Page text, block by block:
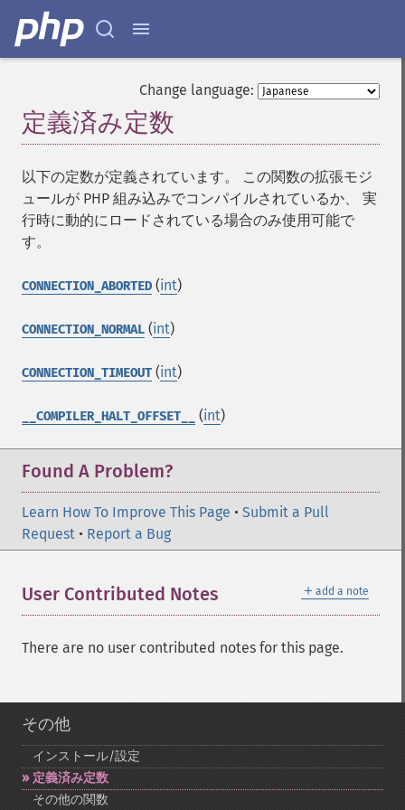
Change language:
定義済み定数
以下の定数が定義されています。 この関数の拡張モジ
ュールが PHP 組み込みでコンパイルされているか、 実
行時に動的にロードされている場合のみ使用可能で
す。
CONNECTION_ABORTED (int)
CONNECTION_NORMAL (int)
CONNECTION_TIMEOUT (int)
__COMPILER_HALT_OFFSET__ (int)
Found A Problem?
Learn How To Improve This Page • Submit a Pull
Request • Report a Bug
＋ add a note
User Contributed Notes
There are no user contributed notes for this page.
その他
インストール/設定
定義済み定数
その他の関数